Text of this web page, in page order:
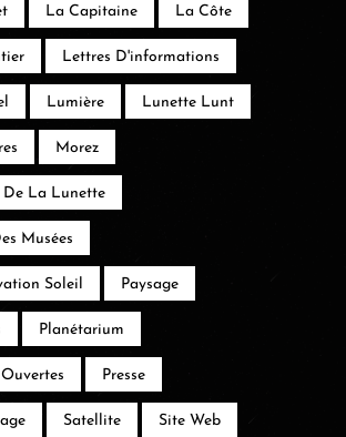
La Capitaine La Côte
Lettres D'informations
Lumière Lunette Lunt
Morez
De La Lunette
Musées
Soleil Paysage
Planétarium
Presse
Satellite Site Web